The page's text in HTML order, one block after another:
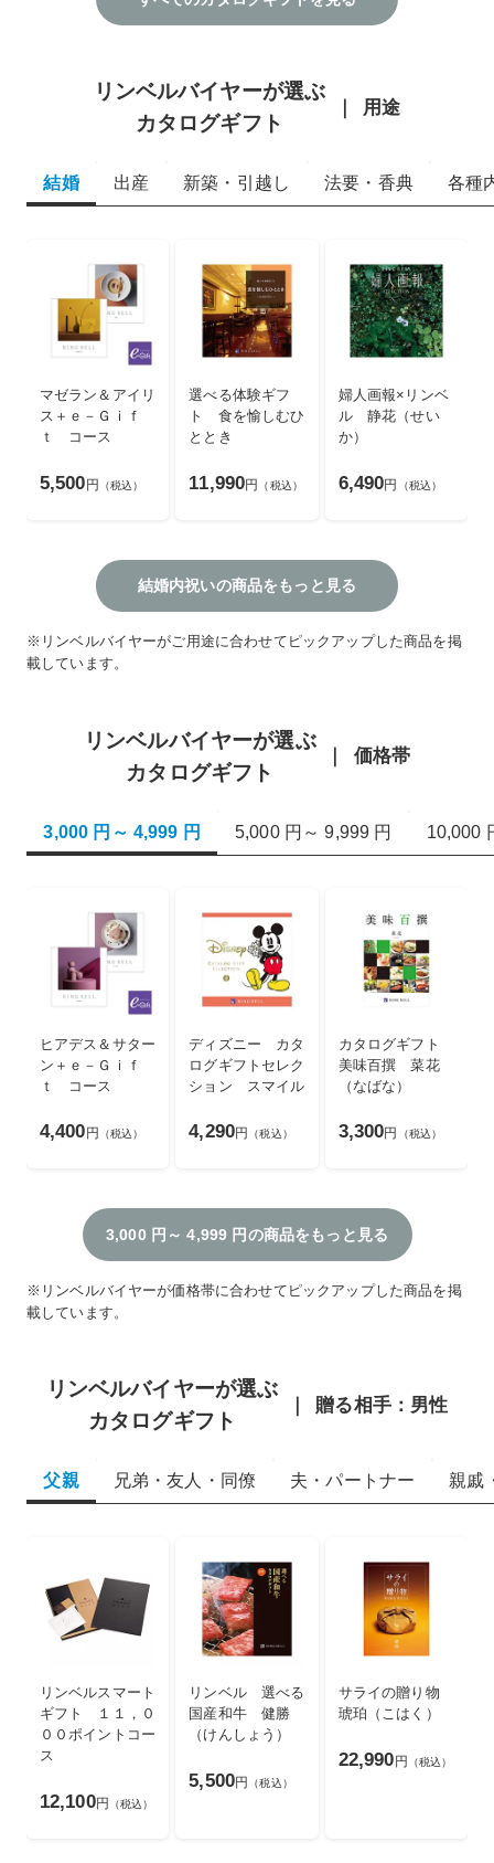
リンベルバイヤーが選ぶ
カタログギフト
用途
結婚 出産 新築・引越し 法要・香典 各種
マゼラン＆アイリ
ス＋ｅ－Ｇｉｆ
ｔ コース
5,500円 （税込）
選べる体験ギフ
ト 食を愉しむひ
ととき
11,990円 （税込）
婦人画報×リンベ
ル 静花（せい
か）
6,490円 （税込）
結婚内祝いの商品をもっと見る
※リンベルバイヤーがご用途に合わせてピックアップした商品を掲
載しています。
リンベルバイヤーが選ぶ
カタログギフト
価格帯
3,000 円～ 4,999 円 5,000 円～ 9,999 円 10,000
ヒアデス＆サター
ン＋ｅ－Ｇｉｆ
ｔ コース
4,400 円 （税込）
ディズニー カタ
ログギフトセレク
ション スマイル
4,290円 （税込）
カタログギフト
美味百撰 菜花
（なばな）
3,300円 （税込）
3,000 円～ 4,999 円の商品をもっと見る
※リンベルバイヤーが価格帯に合わせてピックアップした商品を掲
載しています。
リンベルバイヤーが選ぶ
カタログギフト
贈る相手：男性
父親 兄弟・友人・同僚 夫・パートナー 親戚
リンベルスマート
ギフト １１，０
００ポイントコー
ス
12,100円 （税込）
リンベル 選べる
国産和牛 健勝
（けんしょう）
5,500円 （税込）
サライの贈り物
琥珀（こはく）
22,990 円 （税込）